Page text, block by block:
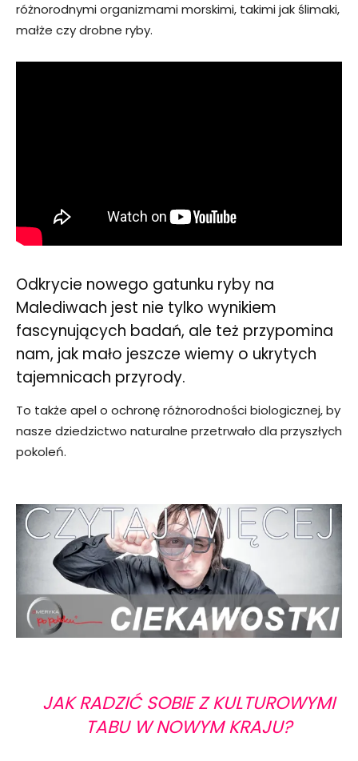
różnorodnymi organizmami morskimi, takimi jak ślimaki,
małże czy drobne ryby.
Odkrycie nowego gatunku ryby na
Malediwach jest nie tylko wynikiem
fascynujących badań, ale też przypomina
nam, jak mało jeszcze wiemy o ukrytych
tajemnicach przyrody.
To także apel o ochronę różnorodności biologicznej, by
nasze dziedzictwo naturalne przetrwało dla przyszłych
pokoleń.
JAK RADZIĆ SOBIE Z KULTUROWYMI
TABU W NOWYM KRAJU?